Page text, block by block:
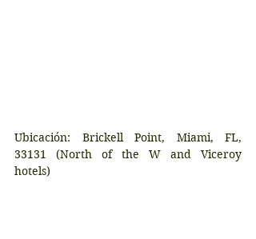
Ubicación: Brickell Point, Miami, FL,
33131 (North of the W and Viceroy
hotels)